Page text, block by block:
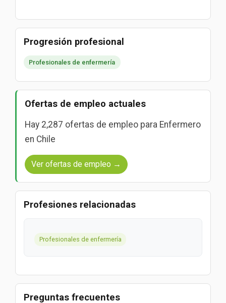
Progresión profesional
Profesionales de enfermería
Ofertas de empleo actuales
Hay 2,287 ofertas de empleo para Enfermero
en Chile
Ver ofertas de empleo →
Profesiones relacionadas
Profesionales de enfermería
Preguntas frecuentes